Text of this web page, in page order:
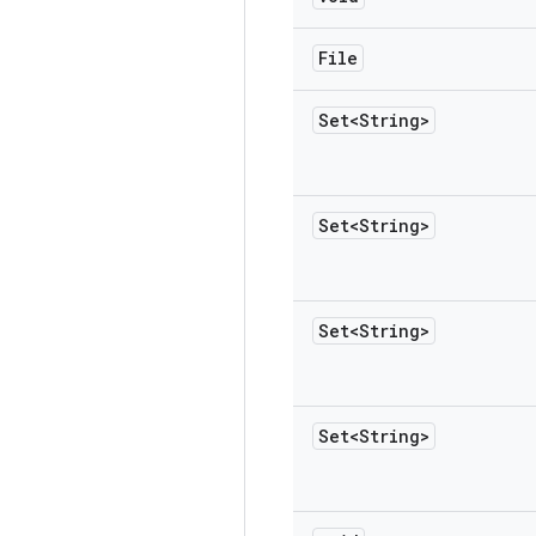
File
Set<String>
Set<String>
Set<String>
Set<String>